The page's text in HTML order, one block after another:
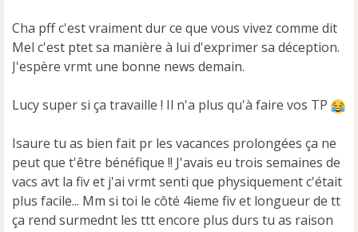
Cha pff c'est vraiment dur ce que vous vivez comme dit
Mel c'est ptet sa manière à lui d'exprimer sa déception.
J'espère vrmt une bonne news demain.
Lucy super si ça travaille ! Il n'a plus qu'à faire vos TP
Isaure tu as bien fait pr les vacances prolongées ça ne
peut que t'être bénéfique !! J'avais eu trois semaines de
vacs avt la fiv et j'ai vrmt senti que physiquement c'était
plus facile... Mm si toi le côté 4ieme fiv et longueur de tt
ça rend surmednt les ttt encore plus durs tu as raison